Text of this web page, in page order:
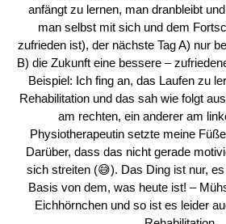
anfängt zu lernen, man dranbleibt
man selbst mit sich und dem
zufrieden ist), der nächste Tag A) nur
B) die Zukunft eine bessere –
Beispiel: Ich fing an, das Laufen zu
Rehabilitation und das sah wie folgt
am rechten, ein anderer am
Physiotherapeutin setzte meine
Darüber, dass das nicht gerade
sich streiten (😅). Das Ding ist nur,
Basis von dem, was heute ist! –
Eichhörnchen und so ist es leider